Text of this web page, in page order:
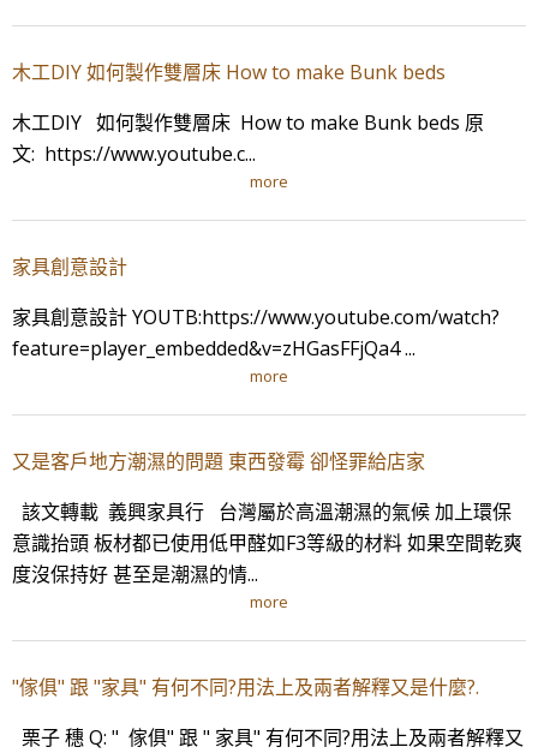
木工DIY 如何製作雙層床 How to make Bunk beds
木工DIY 如何製作雙層床 How to make Bunk beds 原
文: https://www.youtube.c...
more
家具創意設計
家具創意設計 YOUTB:https://www.youtube.com/watch?
feature=player_embedded&v=zHGasFFjQa4 ...
more
又是客戶地方潮濕的問題 東西發霉 卻怪罪給店家
該文轉載 義興家具行 台灣屬於高溫潮濕的氣候 加上環保
意識抬頭 板材都已使用低甲醛如F3等級的材料 如果空間乾爽
度沒保持好 甚至是潮濕的情...
more
"傢俱" 跟 "家具" 有何不同?用法上及兩者解釋又是什麼?.
栗子 穗 Q: " 傢俱" 跟 " 家具" 有何不同?用法上及兩者解釋又